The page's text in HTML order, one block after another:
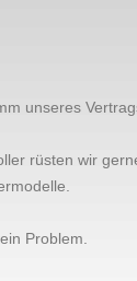
unseres
rüsten wir
Problem.